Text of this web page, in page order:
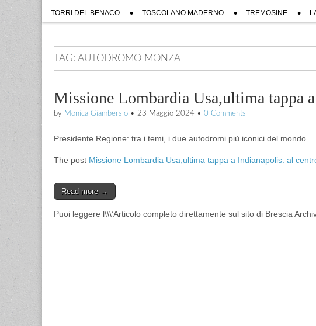
TORRI DEL BENACO TOSCOLANO MADERNO TREMOSINE
TAG: AUTODROMO MONZA
Missione Lombardia Usa,ultima tappa
by Monica Giambersio • 23 Maggio 2024 • 0 Comments
Presidente Regione: tra i temi, i due autodromi più iconici del mondo
The post Missione Lombardia Usa,ultima tappa a Indianapolis: al
Read more →
Puoi leggere l\\\’Articolo completo direttamente sul sito di Brescia